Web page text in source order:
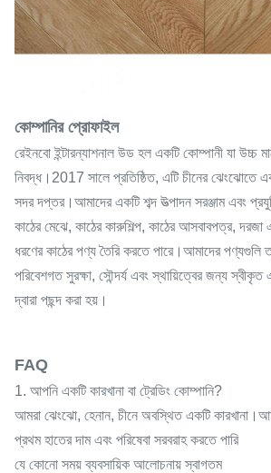
কোম্পানির প্রোফাইল
রেইনবো ইন্টারন্যাশনাল উড হল একটি কোম্পানী যা উচ্চ
নিবদ্ধ।2017 সালে প্রতিষ্ঠিত, এটি চীনের ঝেংঝোতে
সদর দপ্তর।আমাদের একটি শব্দ উত্পাদন সরঞ্জাম এবং
কাঠের মেঝে, কাঠের কারুশিল্প, কাঠের আসবাবপত্র,
ধরণের কাঠের পণ্য তৈরি করতে পারে।আমাদের পণ্যগুলি
পরিবেশগত সুরক্ষা, সৌন্দর্য এবং স্থায়িত্বের জন্য স্বীকৃত
দ্বারা পছন্দ করা হয়।
FAQ
1. আপনি একটি কারখানা বা ট্রেডিং কোম্পানি?
আমরা ঝেংঝো, হেনান, চীনে অবস্থিত একটি
প্রথম হাতের দাম এবং পরিষেবা সরবরাহ করতে পারি
যে কোনো সময় ব্যবসায়িক আলোচনায় স্বাগতম